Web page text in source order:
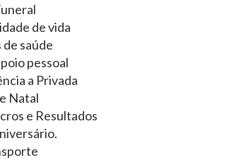
de vida
de saúde
pessoal
a Privada
Natal
e Resultados